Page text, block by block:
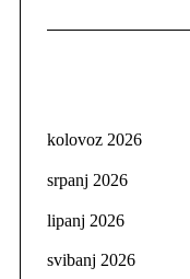
kolovoz 2026
srpanj 2026
lipanj 2026
svibanj 2026